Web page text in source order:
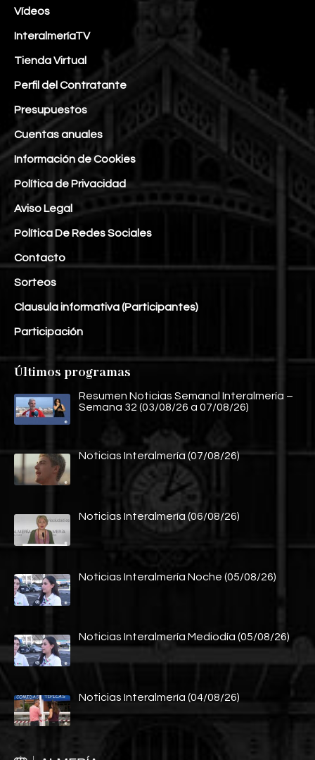
Vídeos
InteralmeríaTV
Tienda Virtual
Perfil del Contratante
Presupuestos
Cuentas anuales
Información de Cookies
Política de Privacidad
Aviso Legal
Política De Redes Sociales
Contacto
Sorteos
Clausula informativa (Participantes)
Participación
Últimos programas
Resumen Noticias Semanal Interalmería –
Semana 32 (03/08/26 a 07/08/26)
Noticias Interalmería (07/08/26)
Noticias Interalmería (06/08/26)
Noticias Interalmería Noche (05/08/26)
Noticias Interalmería Mediodía (05/08/26)
Noticias Interalmería (04/08/26)